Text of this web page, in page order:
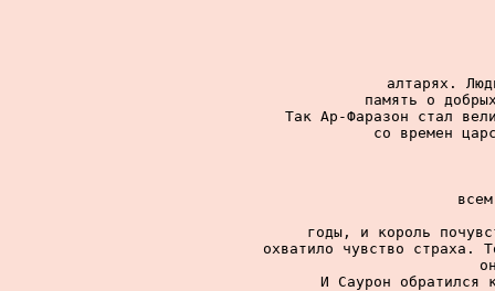
алтарях.
память о
Так Ар-Фаразон стал
со времен
годы, и король
охватило чувство страха.
И Саурон обратился